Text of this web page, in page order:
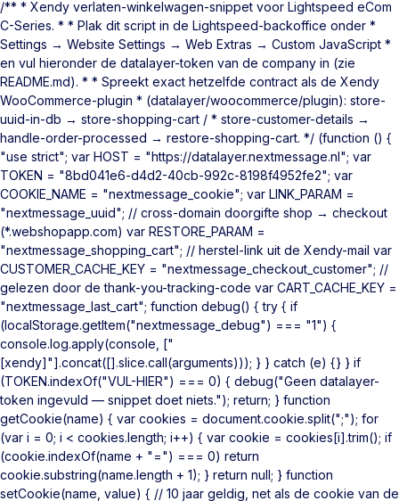
/** * Xendy verlaten-winkelwagen-snippet voor Lightspeed eCom
C-Series. * * Plak dit script in de Lightspeed-backoffice onder *
Settings → Website Settings → Web Extras → Custom JavaScript *
en vul hieronder de datalayer-token van de company in (zie
README.md). * * Spreekt exact hetzelfde contract als de Xendy
WooCommerce-plugin * (datalayer/woocommerce/plugin): store-
uuid-in-db → store-shopping-cart / * store-customer-details →
handle-order-processed → restore-shopping-cart. */ (function () {
"use strict"; var HOST = "https://datalayer.nextmessage.nl"; var
TOKEN = "8bd041e6-d4d2-40cb-992c-8198f4952fe2"; var
COOKIE_NAME = "nextmessage_cookie"; var LINK_PARAM =
"nextmessage_uuid"; // cross-domain doorgifte shop → checkout
(*.webshopapp.com) var RESTORE_PARAM =
"nextmessage_shopping_cart"; // herstel-link uit de Xendy-mail var
CUSTOMER_CACHE_KEY = "nextmessage_checkout_customer"; //
gelezen door de thank-you-tracking-code var CART_CACHE_KEY =
"nextmessage_last_cart"; function debug() { try { if
(localStorage.getItem("nextmessage_debug") === "1") {
console.log.apply(console, ["
[xendy]"].concat([].slice.call(arguments))); } } catch (e) {} } if
(TOKEN.indexOf("VUL-HIER") === 0) { debug("Geen datalayer-
token ingevuld — snippet doet niets."); return; } function
getCookie(name) { var cookies = document.cookie.split(";"); for
(var i = 0; i < cookies.length; i++) { var cookie = cookies[i].trim(); if
(cookie.indexOf(name + "=") === 0) return
cookie.substring(name.length + 1); } return null; } function
setCookie(name, value) { // 10 jaar geldig, net als de cookie van de